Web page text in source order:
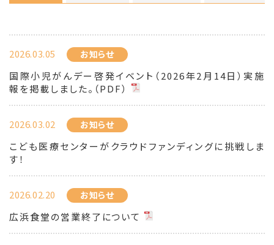
2026.03.05 お知らせ
国際小児がんデー啓発イベント（2026年2月14日）実施
報を掲載しました。（PDF）
2026.03.02 お知らせ
こども医療センターがクラウドファンディングに挑戦しま
す！
2026.02.20 お知らせ
広浜食堂の営業終了について